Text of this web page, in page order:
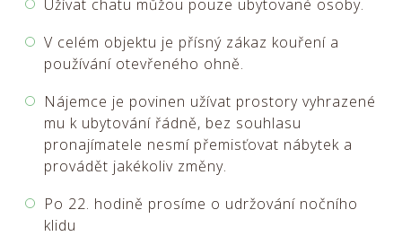
Užívat chatu můžou pouze ubytované osoby.
V celém objektu je přísný zákaz kouření a
používání otevřeného ohně.
Nájemce je povinen užívat prostory vyhrazené
mu k ubytování řádně, bez souhlasu
pronajímatele nesmí přemisťovat nábytek a
provádět jakékoliv změny.
Po 22. hodině prosíme o udržování nočního
klidu